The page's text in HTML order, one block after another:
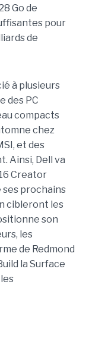
Go de
pour
de
à plusieurs
des PC
compacts
chez
et des
Ainsi, Dell va
Creator
ses prochains
cibleront les
son
les
de Redmond
la Surface